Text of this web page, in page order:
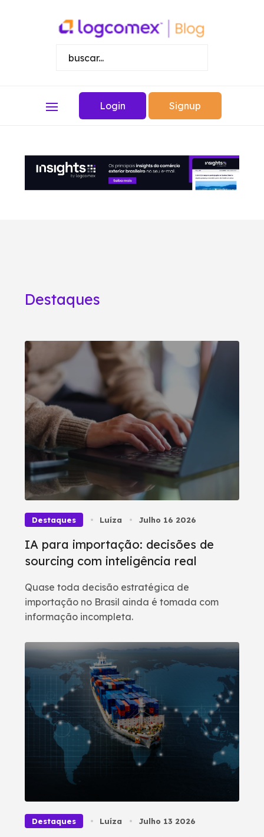
Login Signup
Destaques
Destaques Luíza Julho 16 2026
IA para importação: decisões de
sourcing com inteligência real
Quase toda decisão estratégica de
importação no Brasil ainda é tomada com
informação incompleta.
Destaques Luíza Julho 13 2026